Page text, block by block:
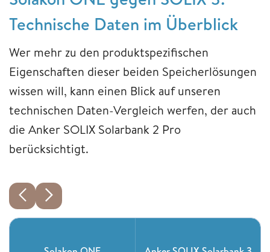
Technische Daten im Überblick
Wer mehr zu den produktspezifischen
Eigenschaften dieser beiden Speicherlösungen
wissen will, kann einen Blick auf unseren
technischen Daten-Vergleich werfen, der auch
die Anker SOLIX Solarbank 2 Pro
berücksichtigt.